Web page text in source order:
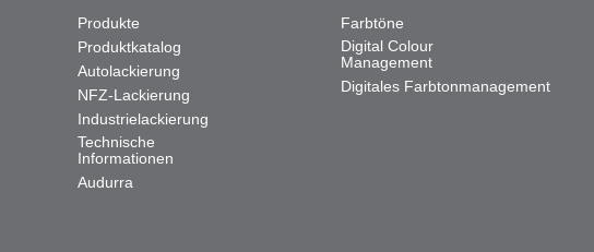
Produkte
Produktkatalog
Autolackierung
NFZ-Lackierung
Industrielackierung
Technische
Informationen
Audurra
Farbtöne
Digital Colour
Management
Digitales Farbtonmanagement